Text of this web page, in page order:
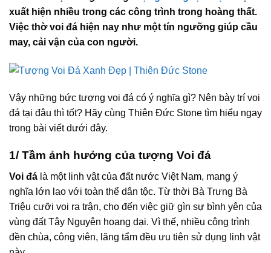
xuất hiện nhiều trong các công trình trong hoàng thất.
Việc thờ voi đá hiện nay như một tín ngưỡng giúp cầu
may, cải vận của con người.
Vậy những bức tượng voi đá có ý nghĩa gì? Nên bày trí voi
đá tại đâu thì tốt? Hãy cùng Thiên Đức Stone tìm hiểu ngay
trong bài viết dưới đây.
1/ Tầm ảnh hưởng của tượng Voi đá
Voi đá là một linh vật của đất nước Việt Nam, mang ý
nghĩa lớn lao với toàn thể dân tộc. Từ thời Bà Trưng Bà
Triệu cưỡi voi ra trận, cho đến việc giữ gìn sự bình yên của
vùng đất Tây Nguyên hoang dại. Vì thế, nhiều công trình
đền chùa, công viên, lăng tẩm đều ưu tiên sử dụng linh vật